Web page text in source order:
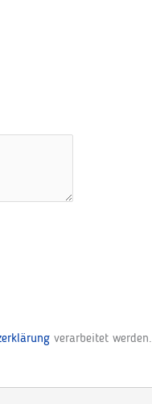
verarbeitet werden.